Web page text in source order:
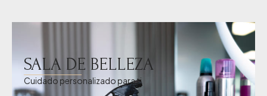
SALA DE BELLEZA
Cuidado personalizado para ti